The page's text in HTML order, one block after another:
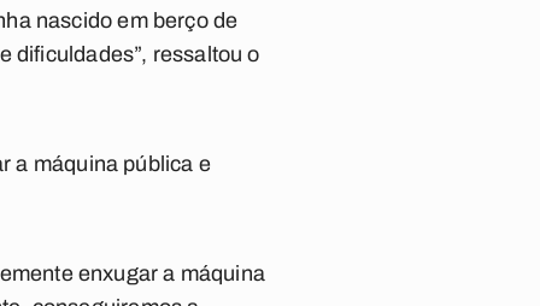
nascido em berço de
dificuldades”, ressaltou o
a máquina pública e
enxugar a máquina